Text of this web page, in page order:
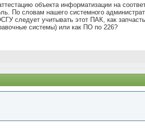
объекта информатизации на
По словам нашего системного
следует учитывать этот ПАК, как
системы) или как ПО по 226?